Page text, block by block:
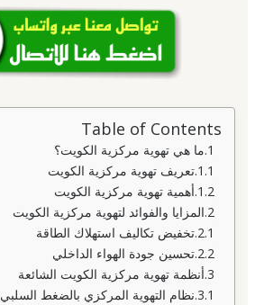
Table of Contents
ما هي تهوية مركزية الكويت؟
تعريف تهوية مركزية الكويت
أهمية تهوية مركزية الكويت
المزايا والفوائد لتهوية مركزية الكويت
تخفيض تكاليف استهلاك الطاقة
تحسين جودة الهواء الداخلي
أنظمة تهوية مركزية الكويت الشائعة
نظام التهوية المركزي بالضغط السلبي